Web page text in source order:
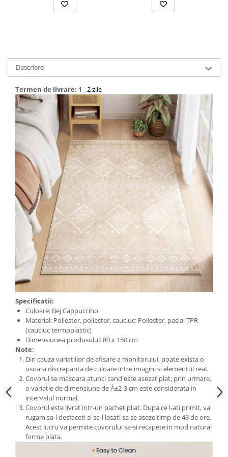
Descriere
Termen de livrare: 1 - 2 zile
Specificatii:
Culoare: Bej Cappuccino
Material: Poliester, poliester, cauciuc: Poliester, pasla, TPR
(cauciuc termoplastic)
Dimensiunea produsului: 80 x 150 cm
Note:
Din cauza variatiilor de afisare a monitorului, poate exista o
usoara discrepanta de culoare intre imagini si elementul real.
Covorul se masoara atunci cand este asezat plat; prin urmare,
o variatie de dimensiune de Â±2-3 cm este considerata in
intervalul normal.
Covorul este livrat intr-un pachet pliat. Dupa ce l-ati primit, va
rugam sa-l desfaceti si sa-l lasati sa se aseze timp de 48 de ore.
Acest lucru va permite covorului sa-si recapete in mod natural
forma plata.